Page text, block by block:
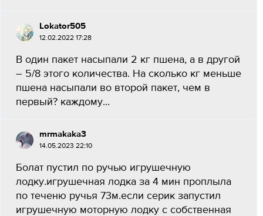
Lokator505
12.02.2022 17:28
В один пакет насыпали 2 кг пшена, а в другой
– 5/8 этого количества. На сколько кг меньше
пшена насыпали во второй пакет, чем в
первый? каждому...
mrmakaka3
14.05.2023 22:10
Болат пустил по ручью игрушечную
лодку.игрушечная лодка за 4 мин проплыла
по теченю ручья 73м.если серик запустил
игрушечную моторную лодку с собственная